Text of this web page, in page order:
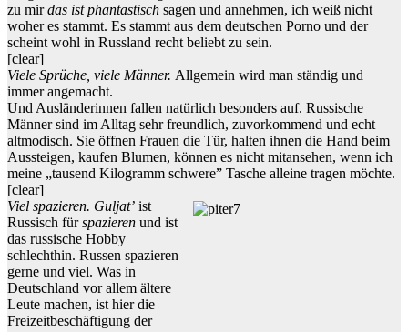
zu mirdas ist phantastisch sagen und annehmen, ich weiß nicht
woher es stammt. Es stammt aus dem deutschen Porno und der
scheint wohl in Russland recht beliebt zu sein.
[clear]
Viele Sprüche, viele Männer. Allgemein wird man ständig und
immer angemacht.
Und Ausländerinnen fallen natürlich besonders auf. Russische
Männer sind im Alltag sehr freundlich, zuvorkommend und echt
altmodisch. Sie öffnen Frauen die Tür, halten ihnen die Hand beim
Aussteigen, kaufen Blumen, können es nicht mitansehen, wenn ich
meine „tausend Kilogramm schwere” Tasche alleine tragen möchte.
[clear]
Viel spazieren. Guljat’ ist
Russisch fürspazieren und ist
das russische Hobby
schlechthin. Russen spazieren
gerne und viel. Was in
Deutschland vor allem ältere
Leute machen, ist hier die
Freizeitbeschäftigung der